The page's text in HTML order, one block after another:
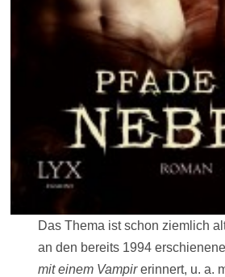
Das Thema ist schon ziemlich
an den bereits 1994
mit einem Vampirerinnert, u. a.